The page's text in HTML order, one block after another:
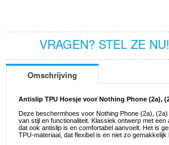
VRAGEN? STEL ZE NU!
Omschrijving
Antislip TPU Hoesje voor Nothing Phone (2a),
Deze beschermhoes voor Nothing Phone (2a),
van stijl en functionaliteit. Klassiek ontwerp met een
dat ook antislip is en comfortabel aanvoelt. Het is
TPU-materiaal, dat flexibel is en niet zo gemakkelijk